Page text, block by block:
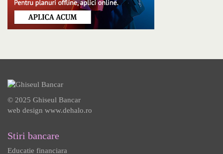
© 2025 Ghiseul Bancar
web design www.dehalo.ro
Stiri bancare
Educatie financiara